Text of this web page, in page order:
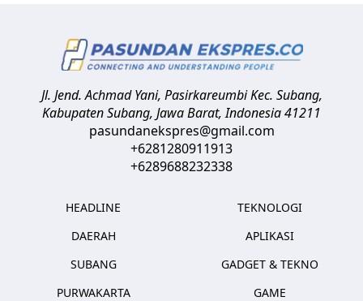
Jl. Jend. Achmad Yani, Pasirkareumbi Kec. Subang,
Kabupaten Subang, Jawa Barat,Indonesia41211
pasundanekspres@gmail.com
+6281280911913
+6289688232338
HEADLINE
DAERAH
SUBANG
PURWAKARTA
TEKNOLOGI
APLIKASI
GADGET & TEKNO
GAME